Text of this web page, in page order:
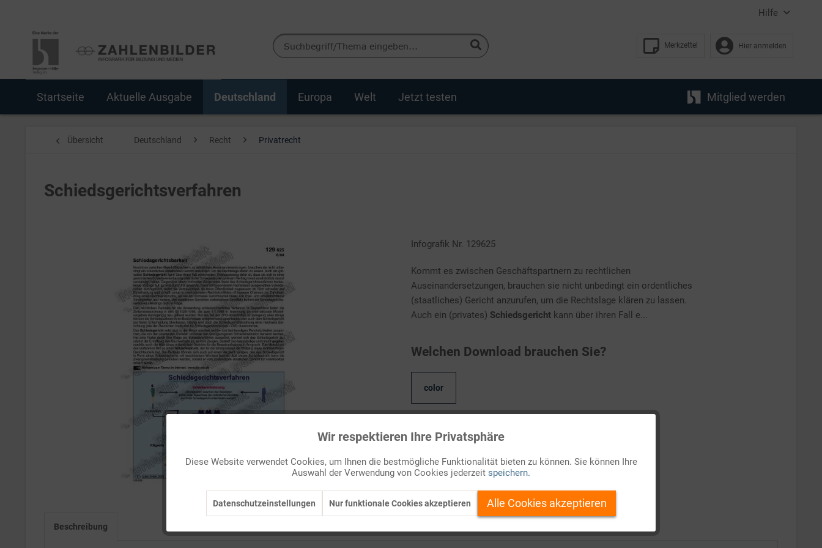
Hilfe
Merkzettel Hier anmelden
Startseite Aktuelle Ausgabe Deutschland Europa Welt Jetzt testen Mitglied werden
Übersicht Deutschland Recht Privatrecht
Schiedsgerichtsverfahren
Infografik Nr. 129625
Kommt es zwischen Geschäftspartnern zu rechtlichen
Auseinandersetzungen, brauchen sie nicht unbedingt ein ordentliches
(staatliches) Gericht anzurufen, um die Rechtslage klären zu lassen.
Auch ein (privates) Schiedsgericht kann über ihren Fall e...
Welchen Download brauchen Sie?
color
Kostenlos anmelden
Auf Ihren Merkzettel setzen
Beschreibung
Inaktiv
Wir respektieren Ihre Privatsphäre
Diese Website verwendet Cookies, um Ihnen die bestmögliche Funktionalität bieten zu können. Sie können Ihre
Auswahl der Verwendung von Cookies jederzeit speichern.
Datenschutzeinstellungen Nur funktionale Cookies akzeptieren Alle Cookies akzeptieren